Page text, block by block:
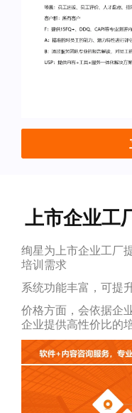
上市企业工
绚星为上市企业工厂
培训需求
系统功能丰富，可提
价格方面，会依据企
企业提供高性价比的